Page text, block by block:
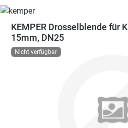
KEMPER Drosselblende für
15mm, DN25
Nicht verfügbar